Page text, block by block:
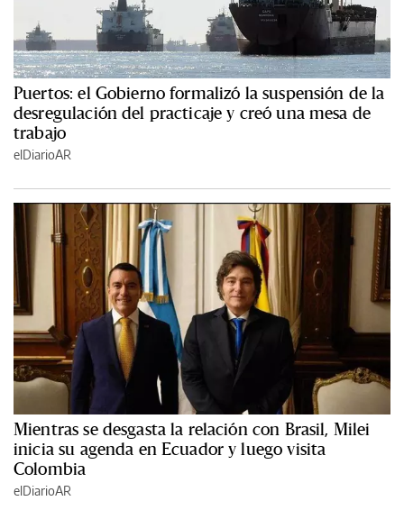
Puertos: el Gobierno formalizó la suspensión de la
desregulación del practicaje y creó una mesa de
trabajo
elDiarioAR
Mientras se desgasta la relación con Brasil, Milei
inicia su agenda en Ecuador y luego visita
Colombia
elDiarioAR